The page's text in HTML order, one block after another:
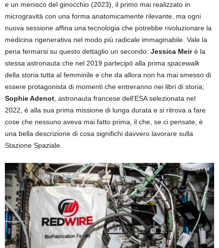
e un menisco del ginocchio (2023), il primo mai realizzato in
microgravità con una forma anatomicamente rilevante, ma ogni
nuova sessione affina una tecnologia che potrebbe rivoluzionare la
medicina rigenerativa nel modo più radicale immaginabile. Vale la
pena fermarsi su questo dettaglio un secondo: Jessica Meirè la
stessa astronauta che nel 2019 partecipò alla prima spacewalk
della storia tutta al femminile e che da allora non ha mai smesso di
essere protagonista di momenti che entreranno nei libri di storia;
Sophie Adenot, astronauta francese dell’ESA selezionata nel
2022, è alla sua prima missione di lunga durata e si ritrova a fare
cose che nessuno aveva mai fatto prima, il che, se ci pensate, è
una bella descrizione di cosa significhi davvero lavorare sulla
Stazione Spaziale.